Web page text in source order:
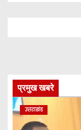
प्रमुख खबरे
उत्तराखंड